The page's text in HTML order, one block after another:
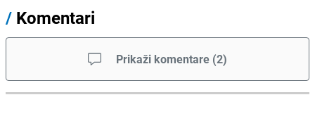
/ Komentari
Prikaži komentare (2)